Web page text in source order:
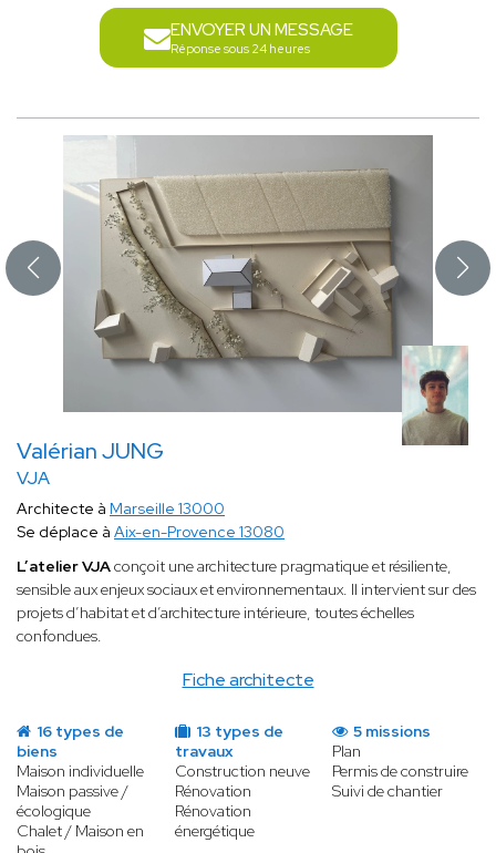
ENVOYER UN MESSAGE
Réponse sous 24 heures
Valérian JUNG
VJA
Fiche architecte
Architecte à Marseille 13000
Se déplace à Aix-en-Provence 13080
L’atelier VJAconçoit une architecture pragmatique et résiliente,
sensible aux enjeux sociaux et environnementaux. Il intervient sur des
projets d’habitat et d’architecture intérieure, toutes échelles
confondues.
16 types de
biens
Maison individuelle
Maison passive /
écologique
Chalet / Maison en
13 types de
travaux
Construction neuve
Rénovation
Rénovation
énergétique
5 missions
Plan
Permis de construire
Suivi de chantier